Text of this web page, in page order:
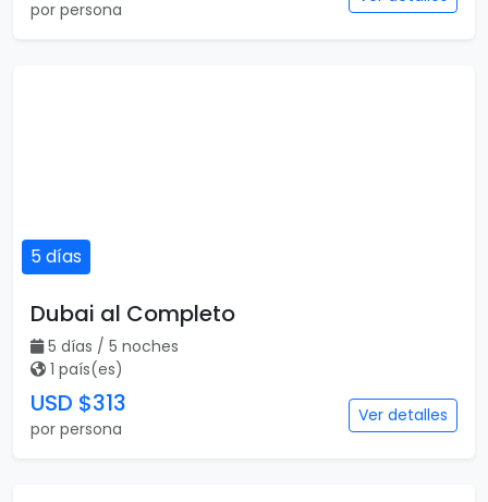
por persona
5 días
Dubai al Completo
5 días / 5 noches
1 país(es)
USD $313
por persona
Ver detalles